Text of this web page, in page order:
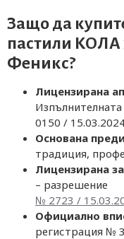
Защо да
пастили КОЛА
Феникс?
Лицензирана
0150 /
Основана
традиция,
Лицензирана
– разрешение
№ 2723 /
Официално
регистрация №